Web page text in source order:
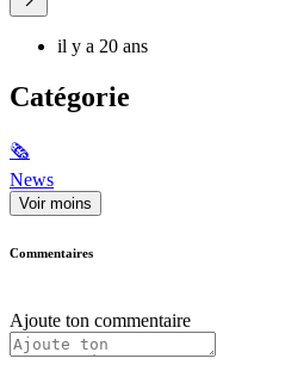
il y a 20 ans
Catégorie
🗞
News
Voir moins
Commentaires
Ajoute ton commentaire